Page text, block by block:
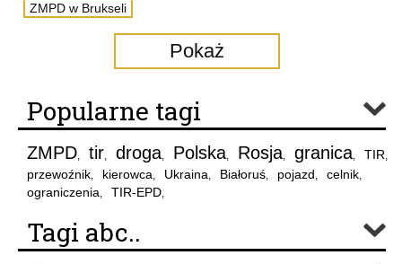
ZMPD w Brukseli
Pokaż
Popularne tagi
ZMPD, tir, droga, Polska, Rosja, granica, TIR,
przewoźnik, kierowca, Ukraina, Białoruś, pojazd, celnik,
ograniczenia, TIR-EPD,
Tagi abc..